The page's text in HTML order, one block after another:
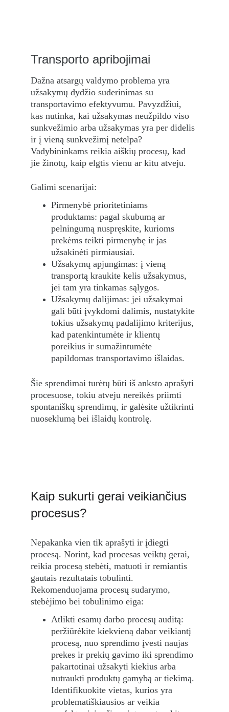
Dažna atsargų valdymo problema yra
užsakymų dydžio suderinimas su
transportavimo efektyvumu. Pavyzdžiui,
kas nutinka, kai užsakymas neužpildo viso
sunkvežimio arba užsakymas yra per didelis
ir į vieną sunkvežimį netelpa?
Vadybininkams reikia aiškių procesų, kad
jie žinotų, kaip elgtis vienu ar kitu atveju.
Galimi scenarijai:
Pirmenybė prioritetiniams
produktams: pagal skubumą ar
pelningumą nuspręskite, kurioms
prekėms teikti pirmenybę ir jas
užsakinėti pirmiausiai.
Užsakymų apjungimas: į vieną
transportą kraukite kelis užsakymus,
jei tam yra tinkamas sąlygos.
Užsakymų dalijimas: jei užsakymai
gali būti įvykdomi dalimis, nustatykite
tokius užsakymų padalijimo kriterijus,
kad patenkintumėte ir klientų
poreikius ir sumažintumėte
papildomas transportavimo išlaidas.
Šie sprendimai turėtų būti iš anksto aprašyti
procesuose, tokiu atveju nereikės priimti
spontaniškų sprendimų, ir galėsite užtikrinti
nuoseklumą bei išlaidų kontrolę.
Transporto apribojimai
Kaip sukurti gerai veikiančius
procesus?
Nepakanka vien tik aprašyti ir įdiegti
procesą. Norint, kad procesas veiktų gerai,
reikia procesą stebėti, matuoti ir remiantis
gautais rezultatais tobulinti.
Rekomenduojama procesų sudarymo,
stebėjimo bei tobulinimo eiga:
Atlikti esamų darbo procesų auditą:
peržiūrėkite kiekvieną dabar veikiantį
procesą, nuo sprendimo įvesti naujas
prekes ir prekių gavimo iki sprendimo
pakartotinai užsakyti kiekius arba
nutraukti produktų gamybą ar tiekimą.
Identifikuokite vietas, kurios yra
problematiškiausios ar veikia